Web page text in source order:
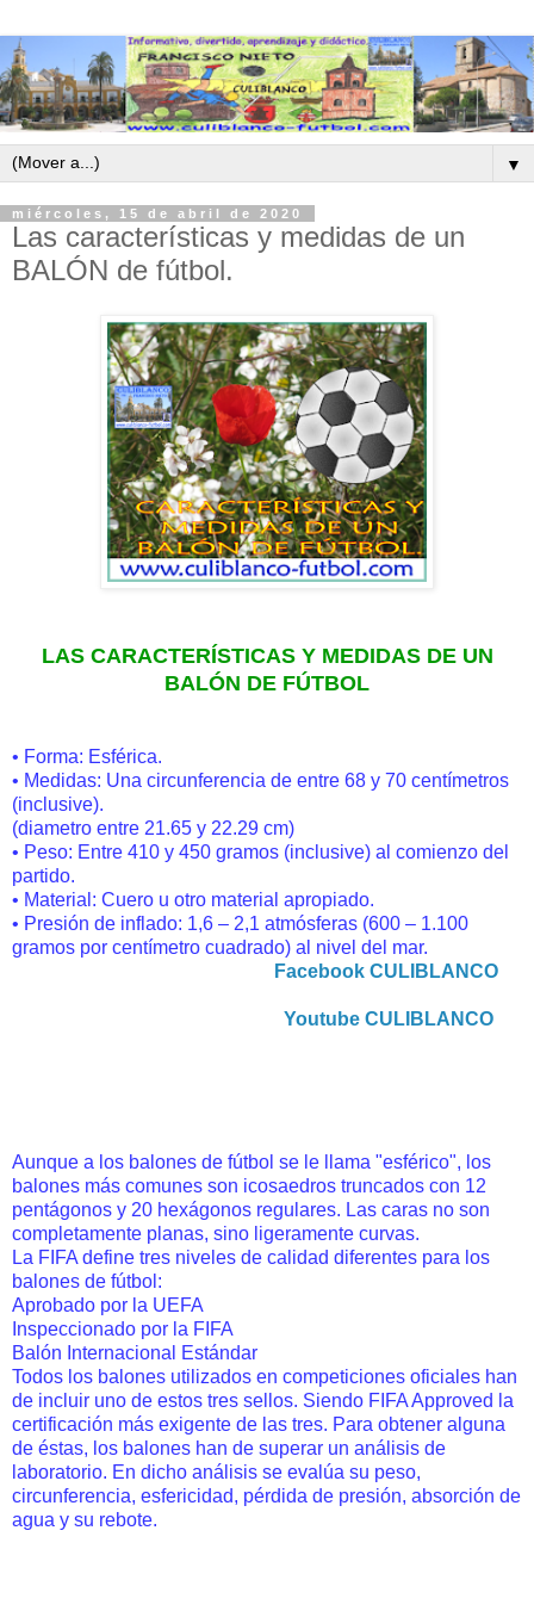
▼
miércoles, 15 de abril de 2020
Las características y medidas de un
BALÓN de fútbol.
LAS CARACTERÍSTICAS Y MEDIDAS DE UN
BALÓN DE FÚTBOL
• Forma: Esférica.
• Medidas: Una circunferencia de entre 68 y 70 centímetros
(inclusive).
(diametro entre 21.65 y 22.29 cm)
• Peso: Entre 410 y 450 gramos (inclusive) al comienzo del
partido.
• Material: Cuero u otro material apropiado.
• Presión de inflado: 1,6 – 2,1 atmósferas (600 – 1.100
gramos por centímetro cuadrado) al nivel del mar.
Facebook CULIBLANCO
Youtube CULIBLANCO
Aunque a los balones de fútbol se le llama "esférico", los
balones más comunes son icosaedros truncados con 12
pentágonos y 20 hexágonos regulares. Las caras no son
completamente planas, sino ligeramente curvas.
La FIFA define tres niveles de calidad diferentes para los
balones de fútbol:
Aprobado por la UEFA
Inspeccionado por la FIFA
Balón Internacional Estándar
Todos los balones utilizados en competiciones oficiales han
de incluir uno de estos tres sellos. Siendo FIFA Approved la
certificación más exigente de las tres. Para obtener alguna
de éstas, los balones han de superar un análisis de
laboratorio. En dicho análisis se evalúa su peso,
circunferencia, esfericidad, pérdida de presión, absorción de
agua y su rebote.